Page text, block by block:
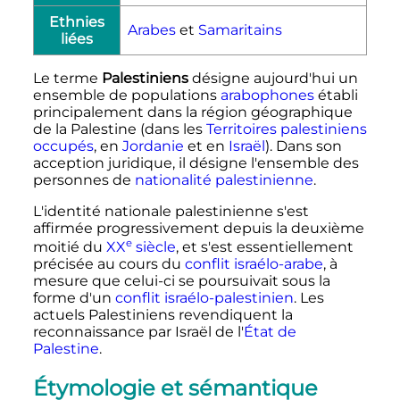
Ethnies
liées
Arabes et Samaritains
Le terme Palestiniensdésigne aujourd'hui un
ensemble de populations arabophonesétabli
principalement dans la région géographique
de la Palestine (dans les Territoires palestiniens
occupés, en Jordanie et en Israël). Dans son
acception juridique, il désigne l'ensemble des
personnes de nationalité palestinienne.
L'identité nationale palestinienne s'est
affirmée progressivement depuis la deuxième
moitié du XXesiècle, et s'est essentiellement
précisée au cours du conflit israélo-arabe, à
mesure que celui-ci se poursuivait sous la
forme d'un conflit israélo-palestinien. Les
actuels Palestiniens revendiquent la
reconnaissance par Israël de l'État de
Palestine.
Étymologie et sémantique